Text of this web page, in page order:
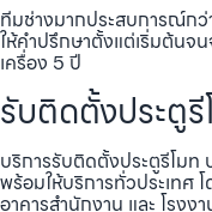
ทีมช่างมากประสบการณ์ก
ให้คำปรึกษาตั้งแต่เริ่มต้นจ
เครื่อง 5 ปี
รับติดตั้งประตูรี
บริการรับติดตั้งประตูรีโมท
พร้อมให้บริการทั่วประเทศ
อาคารสำนักงาน และ โรง